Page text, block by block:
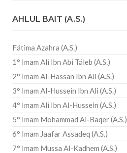
AHLUL BAIT (A.S.)
Fátima Azahra (A.S.)
1° Imam Ali Ibn Abi Táleb (A.S.)
2° Imam Al-Hassan Ibn Ali (A.S.)
3° Imam Al-Hussein Ibn Ali (A.S.)
4° Imam Ali Ibn Al-Hussein (A.S.)
5° Imam Mohammad Al-Baqer (A.S.)
6° Imam Jaafar Assadeq (A.S.)
7° Imam Mussa Al-Kadhem (A.S.)